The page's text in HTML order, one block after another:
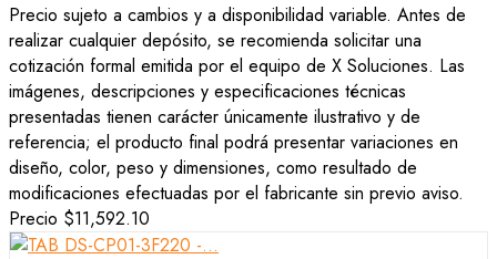
Precio sujeto a cambios y a disponibilidad variable. Antes de
realizar cualquier depósito, se recomienda solicitar una
cotización formal emitida por el equipo de X Soluciones. Las
imágenes, descripciones y especificaciones técnicas
presentadas tienen carácter únicamente ilustrativo y de
referencia; el producto final podrá presentar variaciones en
diseño, color, peso y dimensiones, como resultado de
modificaciones efectuadas por el fabricante sin previo aviso.
Precio $11,592.10